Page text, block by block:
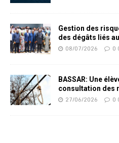
Gestion des
des dégâts liés
08/07/2026 0
BASSAR: Une
consultation des
27/06/2026 0